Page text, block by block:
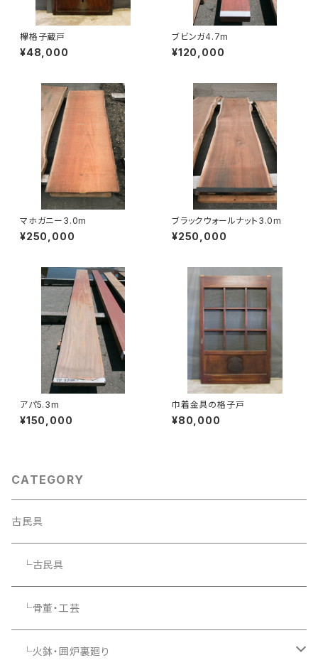
欅格子蔵戸
¥48,000
ブビンガ4.7m
¥120,000
マホガニー3.0m
¥250,000
ブラックウォールナット3.0m
¥250,000
アパ5.3m
¥150,000
巾着金具の格子戸
¥80,000
CATEGORY
古民具
└古民具
└骨董・工芸
└火鉢・囲炉裏廻り